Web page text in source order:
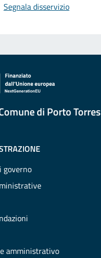
Segnala disservizio
di Porto Torres
governo
amministrativo